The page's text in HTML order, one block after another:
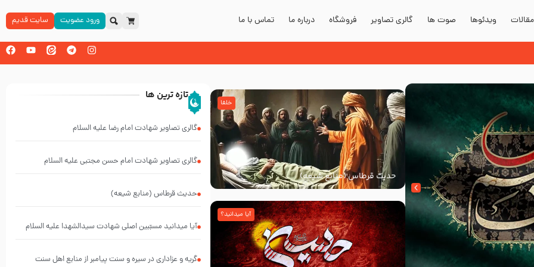
مقالات ویدئوها صوت ها گالری تصاویر فروشگاه درباره ما تماس با ما ورود عضویت سایت قدیم
حدیث قرطاس (منابع شیعه)
خلفا
آیا میدانید؟
تازه ترین ها
گالری تصاویر شهادت امام رضا علیه السلام
گالری تصاویر شهادت امام حسن مجتبی علیه السلام
حدیث قرطاس (منابع شیعه)
آیا میدانید مسبّبین اصلی شهادت سیدالشهدا علیه ‌السلام
گریه و عزاداری در سیره و سنت پیامبر از منابع اهل سنت